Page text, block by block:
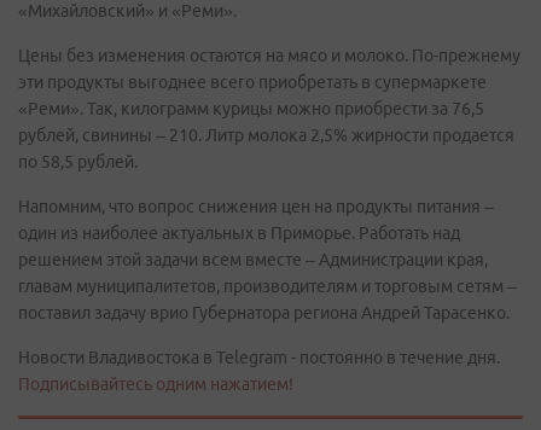
«Михайловский» и «Реми».
Цены без изменения остаются на мясо и молоко. По-прежнему
эти продукты выгоднее всего приобретать в супермаркете
«Реми». Так, килограмм курицы можно приобрести за 76,5
рублей, свинины – 210. Литр молока 2,5% жирности продается
по 58,5 рублей.
Напомним, что вопрос снижения цен на продукты питания –
один из наиболее актуальных в Приморье. Работать над
решением этой задачи всем вместе – Администрации края,
главам муниципалитетов, производителям и торговым сетям –
поставил задачу врио Губернатора региона Андрей Тарасенко.
Новости Владивостока в Telegram - постоянно в течение дня.
Подписывайтесь одним нажатием!